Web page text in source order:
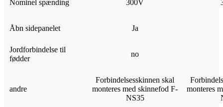
Nominel spænding 300V
Åbn sidepanelet Ja
Jordforbindelse til
fødder
no
andre
Forbindelsesskinnen skal
monteres med skinnefod F-
NS35
monteres